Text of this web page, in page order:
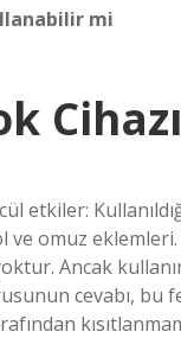
mi
etkiler:
ve omuz
Ancak
cevabı, bu